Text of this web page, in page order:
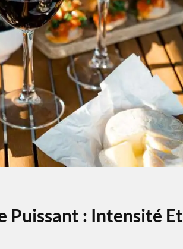
Puissant : Intensité Et